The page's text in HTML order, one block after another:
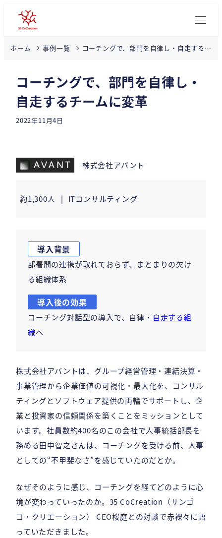
ホーム 事例一覧
コーチングで、部門を自律し・自走するチ
コーチングで、部門を自律し・
自走するチームに変革
投稿日
2022年11月4日
株式会社アバント
約1,300人 ITコンサルティング
導入背景
部署間の連携が取れておらず、まとまりの欠け
る組織体系
導入後の効果
コーチング対話型の導入で、自律・ 自走する組
織へ
株式会社アバントは、グループ経営管理・連結決算・
事業管理から企業価値の可視化・最大化を、コンサル
ティングとソフトウェア提供の両輪でサポートし、企
業と投資家の信頼関係を築くことをミッションとして
います。社員数約400名のこの会社で人事統括部長を
務める田中智之さんは、コーチングを受ける前、人事
としての“不甲斐なさ”を感じていたのだとか。
なぜそのように感じ、コーチングを経てどのように心
境が変わっていったのか。35 CoCreation（サンゴ
コ・クリエーション） CEO桜庭との対談で赤裸々に語
っていただきました。